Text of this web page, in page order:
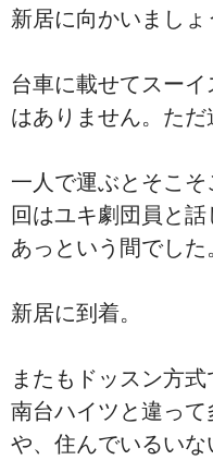
新居に向かいましょ
台車に載せてスー
はありません。ただ
一人で運ぶとそこ
回はユキ劇団員と
あっという間でした
新居に到着。
またもドッスン方
南台ハイツと違っ
や、住んでいるい